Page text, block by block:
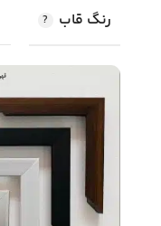
رنگ قاب